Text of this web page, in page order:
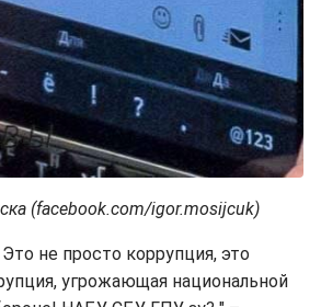
(facebook.com/igor.mosijcuk)
не просто коррупция, это
угрожающая национальной